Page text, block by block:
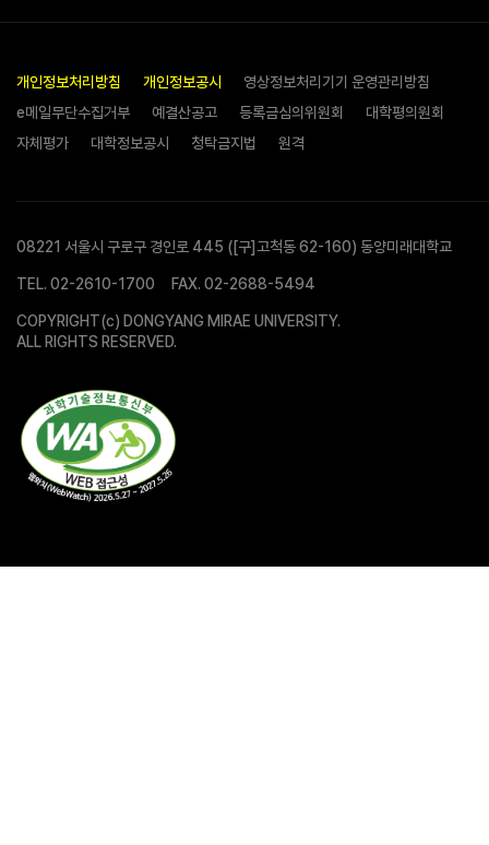
개인정보처리방침 개인정보공시
영상정보처리기기 운영관리방침
e메일무단수집거부
예결산공고 등록금심의위원회
대학평의원회
자체평가
대학정보공시 청탁금지법 원격
08221 서울시 구로구 경인로 445 ([구]고척동 62-160) 동양미래대학교
TEL. 02-2610-1700 FAX. 02-2688-5494
COPYRIGHT(c) DONGYANG MIRAE UNIVERSITY.
ALL RIGHTS RESERVED.